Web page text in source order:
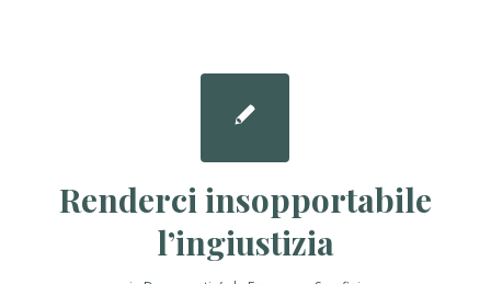
Renderci insopportabile
l’ingiustizia